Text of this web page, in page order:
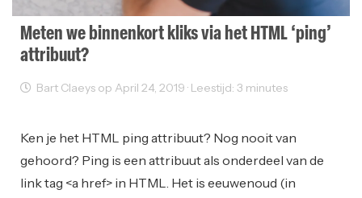
Meten we binnenkort kliks via het HTML ‘ping’
attribuut?
Bart Claeys op April 24, 2019 · Leestijd: 3 minutes
Ken je het HTML ping attribuut? Nog nooit van
gehoord? Ping is een attribuut als onderdeel van de
link tag <a href> in HTML. Het is eeuwenoud (in